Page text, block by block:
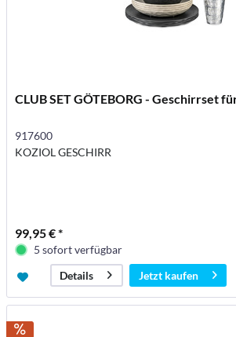
CLUB SET GÖTEBORG - Geschirrset
917600
KOZIOL GESCHIRR
99,95 € *
5 sofort verfügbar
Details
Jetzt kaufen